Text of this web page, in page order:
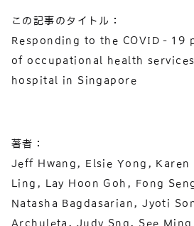
この記事のタイトル：
Responding to the COVID‐19
of occupational health
hospital in Singapore
著者：
Jeff Hwang, Elsie Yong, Karen
Ling, Lay Hoon Goh, Fong
Natasha Bagdasarian, Jyoti
Archuleta, Judy Sng, See Ming